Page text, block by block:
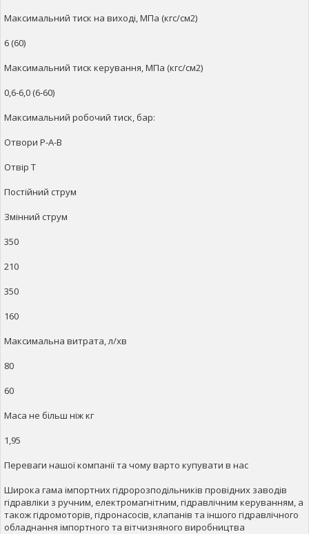
Максимальний тиск на виході, МПа (кгс/см2)
6 (60)
Максимальний тиск керування, МПа (кгс/см2)
0,6-6,0 (6-60)
Максимальний робочий тиск, бар:
Отвори Р-А-В
Отвір Т
Постійний струм
Змінний струм
350
210
350
160
Максимальна витрата, л/хв
80
60
Маса не більш ніж кг
1,95
Переваги нашої компанії та чому варто купувати в нас
Широка гама імпортних гідророзподільників провідних заводів
гідравліки з ручним, електромагнітним, гідравлічним керуванням, а
також гідромоторів, гідронасосів, клапанів та іншого гідравлічного
обладнання імпортного та вітчизняного виробництва